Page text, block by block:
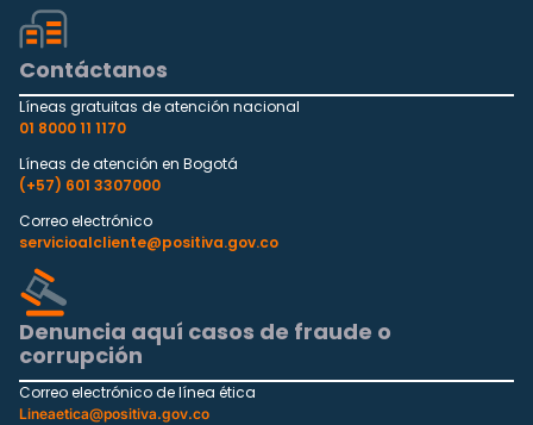
Contáctanos
Líneas gratuitas de atención nacional
01 8000 11 1170
Líneas de atención en Bogotá
(+57) 601 3307000
Correo electrónico
servicioalcliente@positiva.gov.co
Denuncia aquí casos de fraude o
corrupción
Correo electrónico de línea ética
Lineaetica@positiva.gov.co